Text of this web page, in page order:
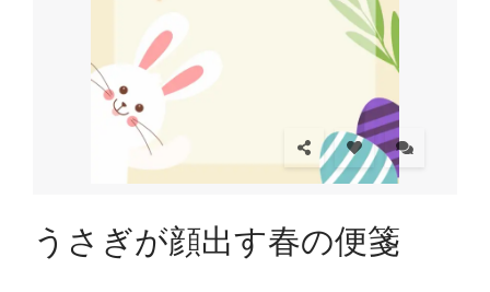
うさぎが顔出す春の便箋